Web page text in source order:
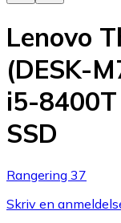
Lenovo
(DESK-
i5-
SSD
Rangering 37
Skriv en